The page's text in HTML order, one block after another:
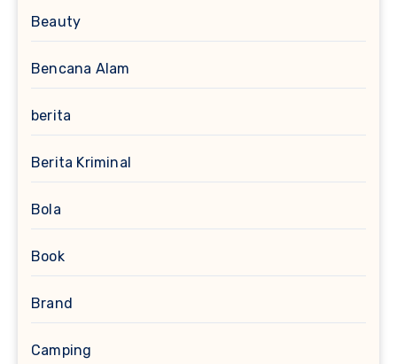
Beauty
Bencana Alam
berita
Berita Kriminal
Bola
Book
Brand
Camping